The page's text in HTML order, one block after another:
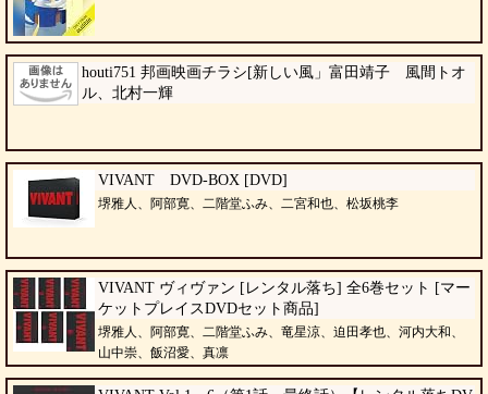
houti751 邦画映画チラシ[新しい風」富田靖子 風間トオ
ル、北村一輝
VIVANT DVD-BOX [DVD]
堺雅人、阿部寛、二階堂ふみ、二宮和也、松坂桃李
VIVANT ヴィヴァン [レンタル落ち] 全6巻セット [マー
ケットプレイスDVDセット商品]
堺雅人、阿部寛、二階堂ふみ、竜星涼、迫田孝也、河内大和、
山中崇、飯沼愛、真凛